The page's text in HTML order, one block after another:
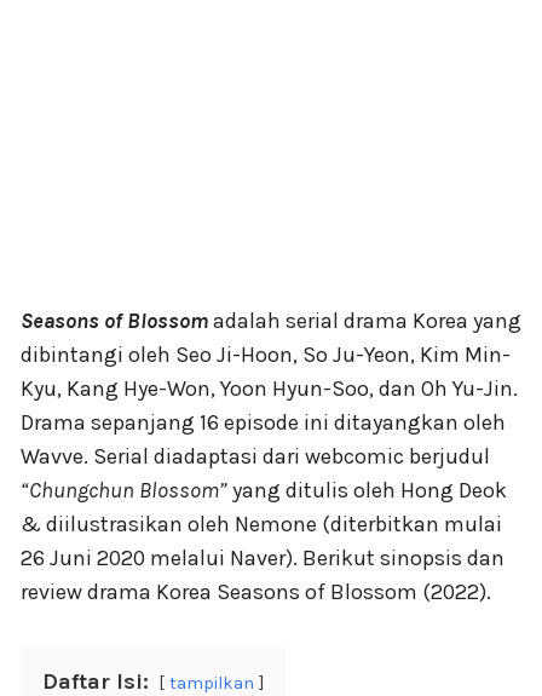
Seasons of Blossomadalah serial drama Korea yang
dibintangi oleh Seo Ji-Hoon, So Ju-Yeon, Kim Min-
Kyu, Kang Hye-Won, Yoon Hyun-Soo, dan Oh Yu-Jin.
Drama sepanjang 16 episode ini ditayangkan oleh
Wavve. Serial diadaptasi dari webcomic berjudul
“Chungchun Blossom”yang ditulis oleh Hong Deok
& diilustrasikan oleh Nemone (diterbitkan mulai
26 Juni 2020 melalui Naver). Berikut sinopsis dan
review drama Korea Seasons of Blossom (2022).
Daftar Isi: tampilkan